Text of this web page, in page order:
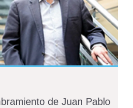
de Juan Pablo